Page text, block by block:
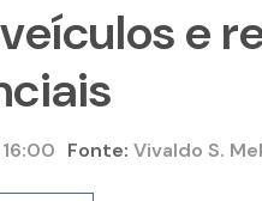
e
Fonte: Vivaldo S.